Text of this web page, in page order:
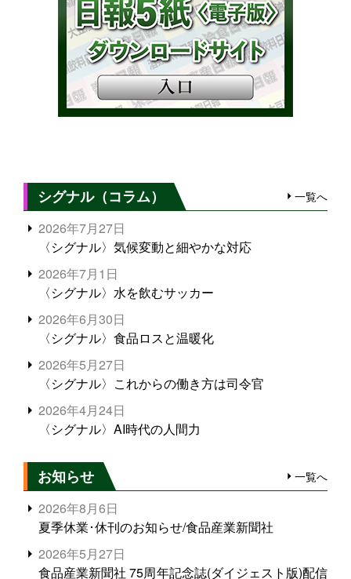
シグナル（コラム） 一覧へ
2026年7月27日
〈シグナル〉気候変動と細やかな対応
2026年7月1日
〈シグナル〉水を飲むサッカー
2026年6月30日
〈シグナル〉食品ロスと温暖化
2026年5月27日
〈シグナル〉これからの働き方は司令官
2026年4月24日
〈シグナル〉AI時代の人間力
お知らせ 一覧へ
2026年8月6日
夏季休業･休刊のお知らせ/食品産業新聞社
2026年5月27日
食品産業新聞社 75周年記念誌(ダイジェスト版)配信